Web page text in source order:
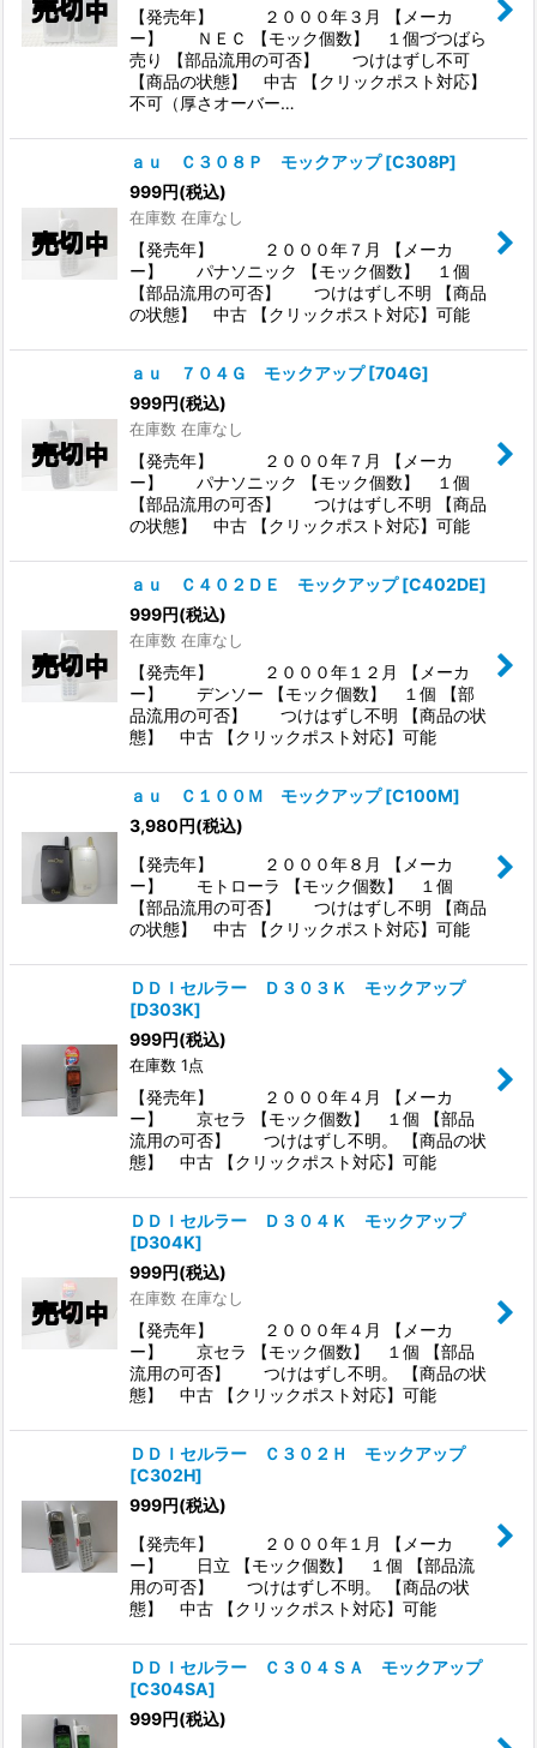
【発売年】 ２０００年３月 【メーカ
ー】 ＮＥＣ 【モック個数】 １個づつばら
売り 【部品流用の可否】 つけはずし不可
【商品の状態】 中古 【クリックポスト対応】
不可（厚さオーバー…
ａｕ Ｃ３０８Ｐ モックアップ [C308P]
999円(税込)
在庫数 在庫なし
【発売年】 ２０００年７月 【メーカ
ー】 パナソニック 【モック個数】 １個
【部品流用の可否】 つけはずし不明 【商品
の状態】 中古 【クリックポスト対応】可能
ａｕ ７０４Ｇ モックアップ [704G]
999円(税込)
在庫数 在庫なし
【発売年】 ２０００年７月 【メーカ
ー】 パナソニック 【モック個数】 １個
【部品流用の可否】 つけはずし不明 【商品
の状態】 中古 【クリックポスト対応】可能
ａｕ Ｃ４０２ＤＥ モックアップ [C402DE]
999円(税込)
在庫数 在庫なし
【発売年】 ２０００年１２月 【メーカ
ー】 デンソー 【モック個数】 １個 【部
品流用の可否】 つけはずし不明 【商品の状
態】 中古 【クリックポスト対応】可能
ａｕ Ｃ１００Ｍ モックアップ [C100M]
3,980円(税込)
【発売年】 ２０００年８月 【メーカ
ー】 モトローラ 【モック個数】 １個
【部品流用の可否】 つけはずし不明 【商品
の状態】 中古 【クリックポスト対応】可能
ＤＤＩセルラー Ｄ３０３Ｋ モックアップ
[D303K]
999円(税込)
在庫数 1点
【発売年】 ２０００年４月 【メーカ
ー】 京セラ 【モック個数】 １個 【部品
流用の可否】 つけはずし不明。 【商品の状
態】 中古 【クリックポスト対応】可能
ＤＤＩセルラー Ｄ３０４Ｋ モックアップ
[D304K]
999円(税込)
在庫数 在庫なし
【発売年】 ２０００年４月 【メーカ
ー】 京セラ 【モック個数】 １個 【部品
流用の可否】 つけはずし不明。 【商品の状
態】 中古 【クリックポスト対応】可能
ＤＤＩセルラー Ｃ３０２Ｈ モックアップ
[C302H]
999円(税込)
【発売年】 ２０００年１月 【メーカ
ー】 日立 【モック個数】 １個 【部品流
用の可否】 つけはずし不明。 【商品の状
態】 中古 【クリックポスト対応】可能
ＤＤＩセルラー Ｃ３０４ＳＡ モックアップ
[C304SA]
999円(税込)